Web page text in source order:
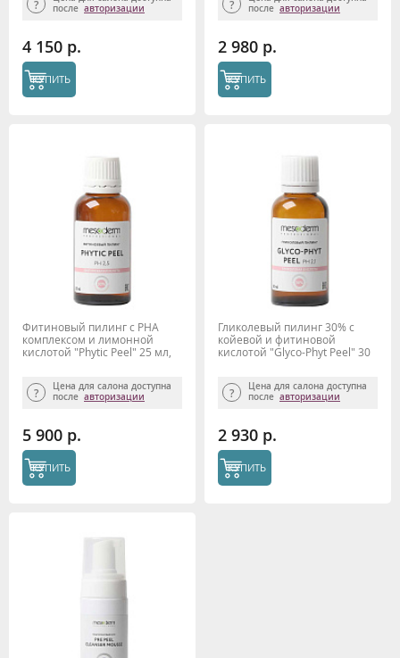
после авторизации
4 150 р.
КУПИТЬ
после авторизации
2 980 р.
КУПИТЬ
Фитиновый пилинг с РНА
комплексом и лимонной
кислотой "Phytic Peel" 25 мл,
Цена для салона доступна
после авторизации
5 900 р.
КУПИТЬ
Гликолевый пилинг 30% с
койевой и фитиновой
кислотой "Glyco-Phyt Peel" 30
Цена для салона доступна
после авторизации
2 930 р.
КУПИТЬ